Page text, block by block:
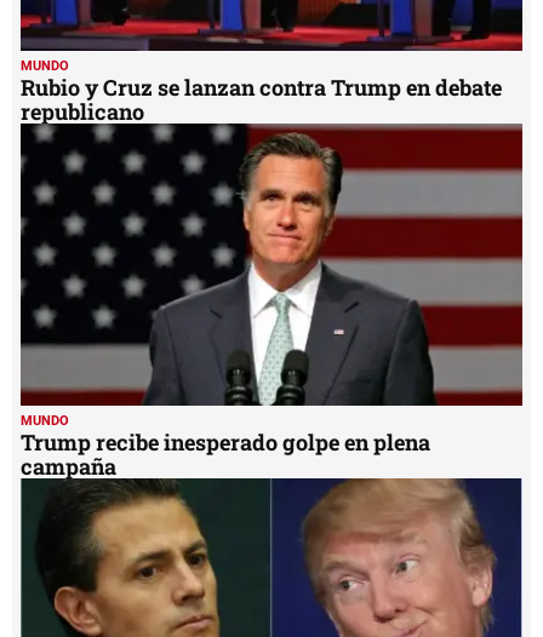
MUNDO
Rubio y Cruz se lanzan contra Trump en debate
republicano
MUNDO
Trump recibe inesperado golpe en plena
campaña